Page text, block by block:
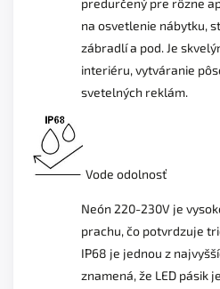
predurčený pre rôzne
na osvetlenie nábytku,
zábradlí a pod. Je
interiéru, vytváranie
svetelných reklám.
Vode odolnosť
Neón 220-230V je
prachu, čo potvrdzuje
IP68 je jednou z
znamená, že LED pásik